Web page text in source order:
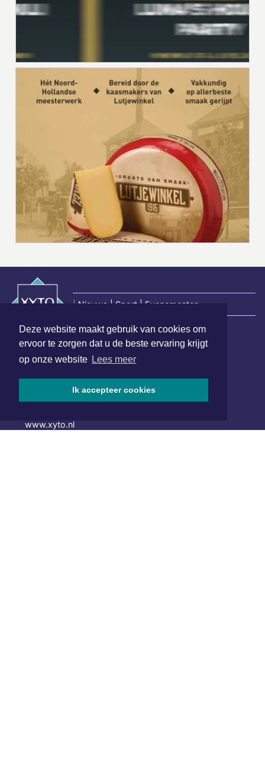
Deze website maakt gebruik van cookies om
ervoor te zorgen dat u de beste ervaring krijgt
op onze website Lees meer
Ik accepteer cookies
| Nieuws | Sport | Evenementen
Hoofdvestiging:
van Benthuizenlaan 1
072 8200 600
www.xyto.nl